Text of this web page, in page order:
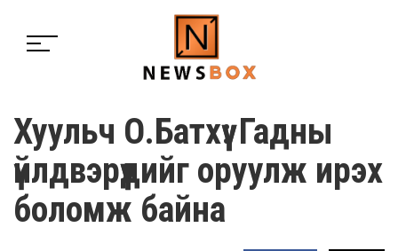
Хуульч О.Батхүү: Гадны
үйлдвэрүүдийг оруулж ирэх
боломж байна